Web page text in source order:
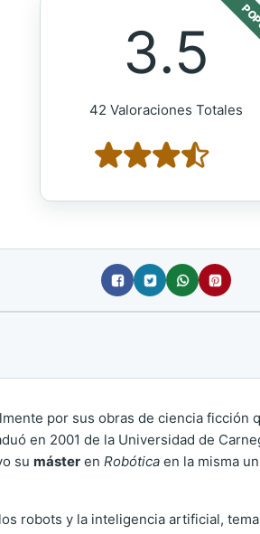
3.5
42 Valoraciones Totales
por sus obras de ciencia ficción
en 2001 de la Universidad de
su máster en Robótica en la misma
robots y la inteligencia artificial,